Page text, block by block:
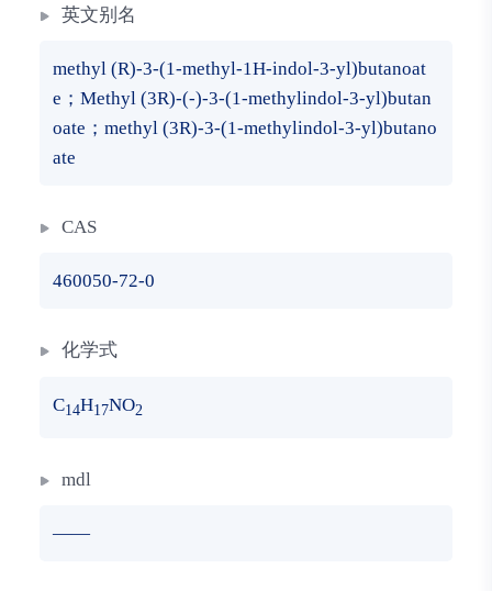
英文别名
methyl (R)-3-(1-methyl-1H-indol-3-yl)butanoat
e；Methyl (3R)-(-)-3-(1-methylindol-3-yl)butan
oate；methyl (3R)-3-(1-methylindol-3-yl)butano
ate
CAS
460050-72-0
化学式
C14H17NO2
mdl
——